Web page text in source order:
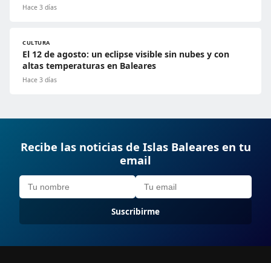
Hace 3 días
CULTURA
El 12 de agosto: un eclipse visible sin nubes y con
altas temperaturas en Baleares
Hace 3 días
Recibe las noticias de Islas Baleares en tu
email
Suscribirme